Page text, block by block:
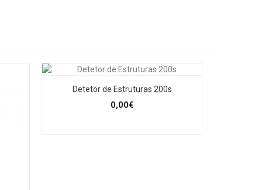
Detetor de Estruturas 200s
0,00€